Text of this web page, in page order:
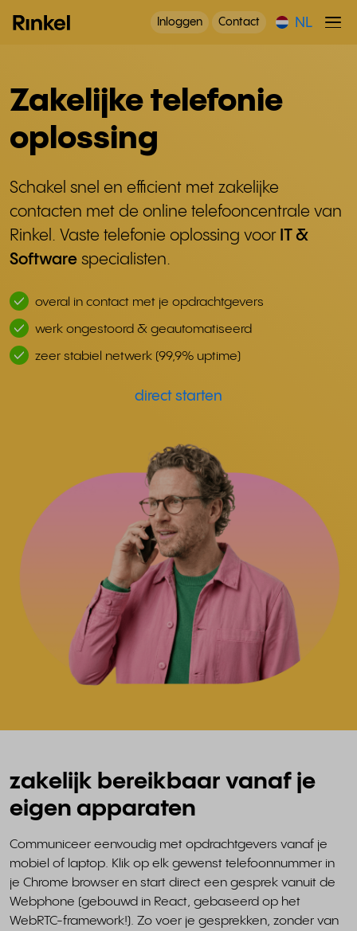
Inloggen Contact NL
Zakelijke telefonie
oplossing
Schakel snel en efficient met zakelijke
contacten met de online telefooncentrale van
Rinkel. Vaste telefonie oplossing voor IT &
Software specialisten.
overal in contact met je opdrachtgevers
werk ongestoord & geautomatiseerd
zeer stabiel netwerk (99,9% uptime)
direct starten
zakelijk bereikbaar vanaf je
eigen apparaten
Communiceer eenvoudig met opdrachtgevers vanaf je
mobiel of laptop. Klik op elk gewenst telefoonnummer in
je Chrome browser en start direct een gesprek vanuit de
Webphone (gebouwd in React, gebaseerd op het
WebRTC-framework!). Zo voer je gesprekken, zonder van